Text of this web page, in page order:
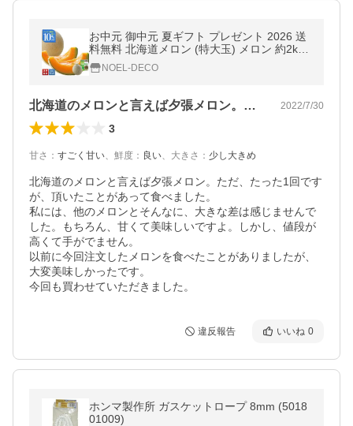
お中元 御中元 夏ギフト プレゼント 2026 送
料無料 北海道メロン (特大玉) メロン 約2kg
赤肉 めろん フルーツ 果物 くだもの 果物詰
め合わせ 北海道産 Q10-7B
NOEL-DECO
北海道のメロンと言えば夕張メロン。ただ… 2022/7/30
3
甘さ ： すごく甘い、 鮮度 ： 良い、 大きさ ： 少し大きめ
北海道のメロンと言えば夕張メロン。ただ、たった1回です
が、頂いたことがあって食べました。
私には、他のメロンとそんなに、大きな差は感じませんで
した。もちろん、甘くて美味しいですよ。しかし、値段が
高くて手がでません。
以前に今回注文したメロンを食べたことがありましたが、
大変美味しかったです。
今回も買わせていただきました。
違反報告 いいね 0
ホンマ製作所 ガスケットロープ 8mm (5018
01009)